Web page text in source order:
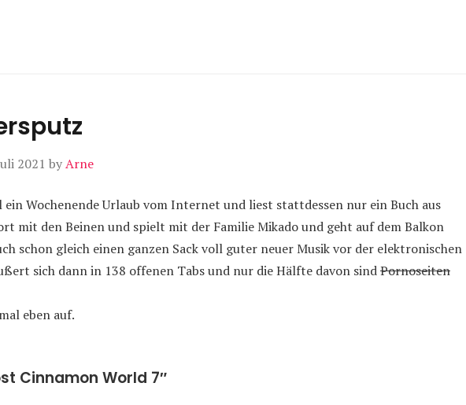
2021 byArne
ein Wochenende Urlaub vom Internet und liest stattdessen nur ein Buch aus
mit den Beinen und spielt mit der Familie Mikado und geht auf dem Balkon
schon gleich einen ganzen Sack voll guter neuer Musik vor der elektronischen
sich dann in 138 offenen Tabs und nur die Hälfte davon sindPornoseiten
eben auf.
Cinnamon World 7″